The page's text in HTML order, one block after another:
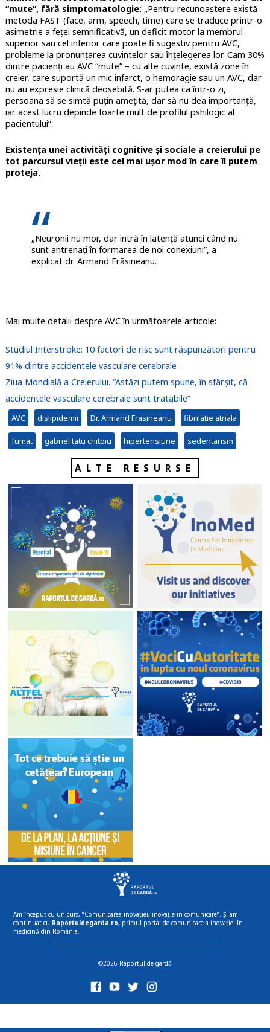
“mute”, fără simptomatologie:„Pentru recunoaștere există
metoda FAST (face, arm, speech, time) care se traduce printr-o
asimetrie a feței semnificativă, un deficit motor la membrul
superior sau cel inferior care poate fi sugestiv pentru AVC,
probleme la pronunțarea cuvintelor sau înțelegerea lor. Cam 30%
dintre pacienți au AVC “mute” – cu alte cuvinte, există zone în
creier, care suportă un mic infarct, o hemoragie sau un AVC, dar
nu au expresie clinică deosebită. S-ar putea ca într-o zi,
persoana să se simtă puțin amețită, dar să nu dea importanță,
iar acest lucru depinde foarte mult de profilul pshilogic al
pacientului”.
Existența unei activități cognitive și sociale a creierului pe
tot parcursul vieții este cel mai ușor mod în care îl putem
proteja.
„Neuronii nu mor, dar intră în latență atunci când nu
sunt antrenați în formarea de noi conexiuni”, a
explicat dr. Armand Frăsineanu.
Mai multe detalii despre AVC în următoarele articole:
Studiul Interstroke: 10 factori de risc sunt răspunzători pentru
91% dintre accidentele vasculare cerebrale
Ziua Mondială a Creierului. “Astăzi putem spune, în sfârșit, că
accidentele vasculare cerebrale sunt tratabile”
AVC dislipidemii Dr. Armand Frasineanu fibrilatie atriala
fumat gabriel tatu chitoiu hipertensiune sedentarism
ALTE RESURSE
Am început cu un curs, “Comunicarea inovației, inovație în comunicare”. Și am
continuat cu Raportuldegarda.ro, primul portal de comunicare a inovației în
medicină din România.
©2026 Raportul de gardă